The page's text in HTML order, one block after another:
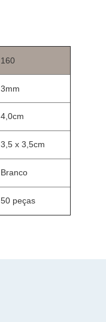
160
3mm
4,0cm
3,5 x 3,5cm
Branco
50 peças